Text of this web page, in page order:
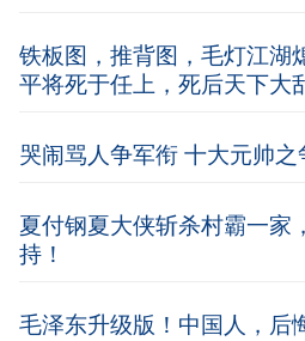
铁板图，推背图，毛灯江湖
平将死于任上，死后天下大
哭闹骂人争军衔 十大元帅之
夏付钢夏大侠斩杀村霸一家
持！
毛泽东升级版！中国人，后